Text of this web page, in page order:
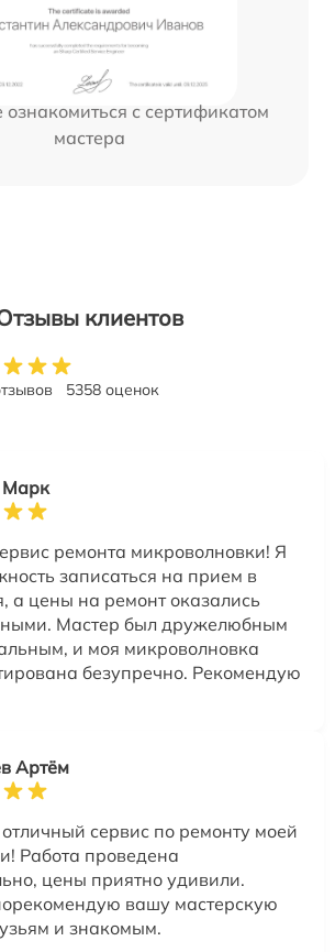
с сертификатом
мастера
клиентов
5358 оценок
Марк
ремонта микроволновки! Я
записаться на прием в
а цены на ремонт оказались
Мастер был дружелюбным
и моя микроволновка
безупречно. Рекомендую
Артём
сервис по ремонту моей
Работа проведена
цены приятно удивили.
вашу мастерскую
и знакомым.